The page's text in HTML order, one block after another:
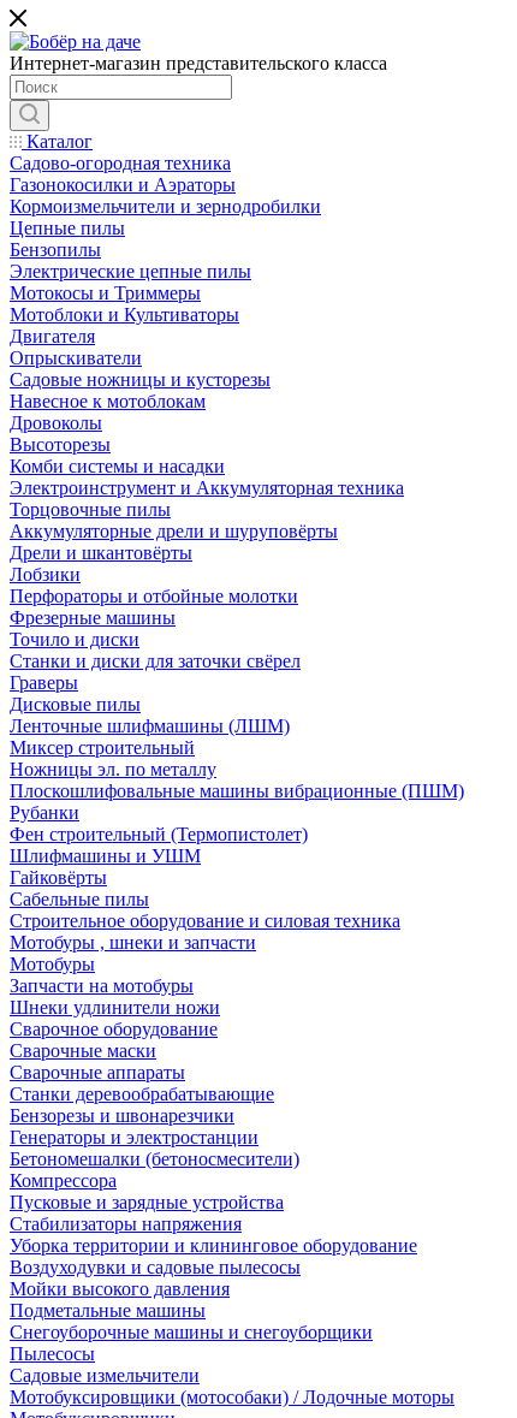
Интернет-магазин представительского класса
Каталог
Садово-огородная техника
Газонокосилки и Аэраторы
Кормоизмельчители и зернодробилки
Цепные пилы
Бензопилы
Электрические цепные пилы
Мотокосы и Триммеры
Мотоблоки и Культиваторы
Двигателя
Опрыскиватели
Садовые ножницы и кусторезы
Навесное к мотоблокам
Дровоколы
Высоторезы
Комби системы и насадки
Электроинструмент и Аккумуляторная техника
Торцовочные пилы
Аккумуляторные дрели и шуруповёрты
Дрели и шкантовёрты
Лобзики
Перфораторы и отбойные молотки
Фрезерные машины
Точило и диски
Станки и диски для заточки свёрел
Граверы
Дисковые пилы
Ленточные шлифмашины (ЛШМ)
Миксер строительный
Ножницы эл. по металлу
Плоскошлифовальные машины вибрационные (ПШМ)
Рубанки
Фен строительный (Термопистолет)
Шлифмашины и УШМ
Гайковёрты
Сабельные пилы
Строительное оборудование и силовая техника
Мотобуры , шнеки и запчасти
Мотобуры
Запчасти на мотобуры
Шнеки удлинители ножи
Сварочное оборудование
Сварочные маски
Сварочные аппараты
Станки деревообрабатывающие
Бензорезы и швонарезчики
Генераторы и электростанции
Бетономешалки (бетоносмесители)
Компрессора
Пусковые и зарядные устройства
Стабилизаторы напряжения
Уборка территории и клининговое оборудование
Воздуходувки и садовые пылесосы
Мойки высокого давления
Подметальные машины
Снегоуборочные машины и снегоуборщики
Пылесосы
Садовые измельчители
Мотобуксировщики (мотособаки) / Лодочные моторы